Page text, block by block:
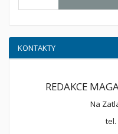
KONTAKTY
REDAKCE
Na
tel.